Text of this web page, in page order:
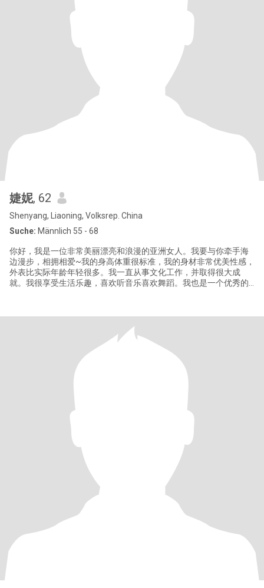
婕妮, 62
Shenyang, Liaoning, Volksrep. China
Suche: Männlich 55 - 68
你好，我是一位非常美丽漂亮和浪漫的亚洲女人。我要与你牵手海
边漫步，相拥相爱~我的身高体重很标准，我的身材非常优美性感，
外表比实际年龄年轻很多。我一直从事文化工作，并取得很大成
就。我很享受生活乐趣，喜欢听音乐喜欢舞蹈。我也是一个优秀的
活，我也可以去你的国家生活都可以的。爱是没有国界的……